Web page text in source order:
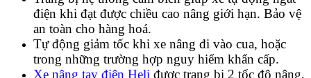
điện khi đạt được chiều cao nâng giới hạn. Bảo vệ
an toàn cho hàng hoá.
Tự động giảm tốc khi xe nâng đi vào cua, hoặc
trong những trường hợp nguy hiểm khẩn cấp.
Xe nâng tay điện Heli được trang bị 2 tốc độ nâng,